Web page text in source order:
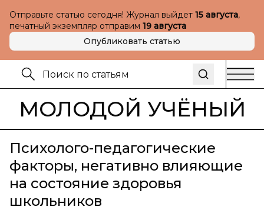
Отправьте статью сегодня! Журнал выйдет 15 августа,
печатный экземпляр отправим 19 августа
Опубликовать статью
МОЛОДОЙ УЧЁНЫЙ
Психолого-педагогические
факторы, негативно влияющие
на состояние здоровья
школьников